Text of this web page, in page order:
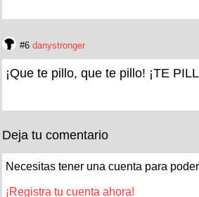
#6 danystronger
¡Que te pillo, que te pillo! ¡TE
Deja tu comentario
Necesitas tener una cuenta para
¡Registra tu cuenta ahora!